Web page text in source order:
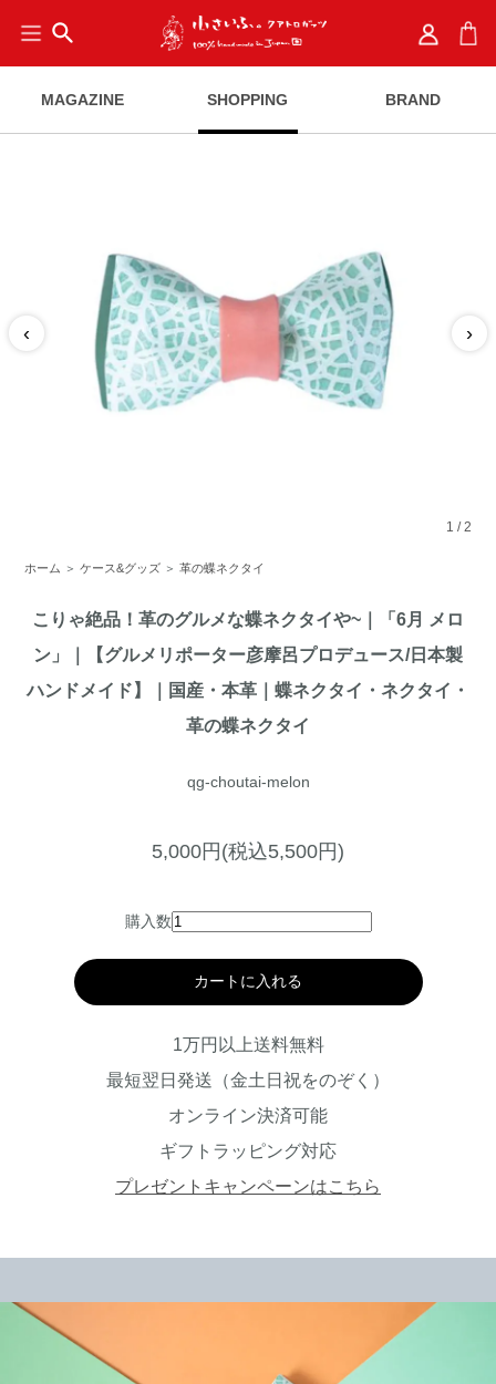
search
MAGAZINE SHOPPING BRAND
‹ ›
1 /2
ホーム ＞ケース&グッズ ＞革の蝶ネクタイ
こりゃ絶品！革のグルメな蝶ネクタイや~｜「6月 メロ
ン」｜【グルメリポーター彦摩呂プロデュース/日本製
ハンドメイド】｜国産・本革｜蝶ネクタイ・ネクタイ・
革の蝶ネクタイ
qg-choutai-melon
5,000円(税込5,500円)
購入数
カートに入れる
1万円以上送料無料
最短翌日発送（金土日祝をのぞく）
オンライン決済可能
ギフトラッピング対応
プレゼントキャンペーンはこちら